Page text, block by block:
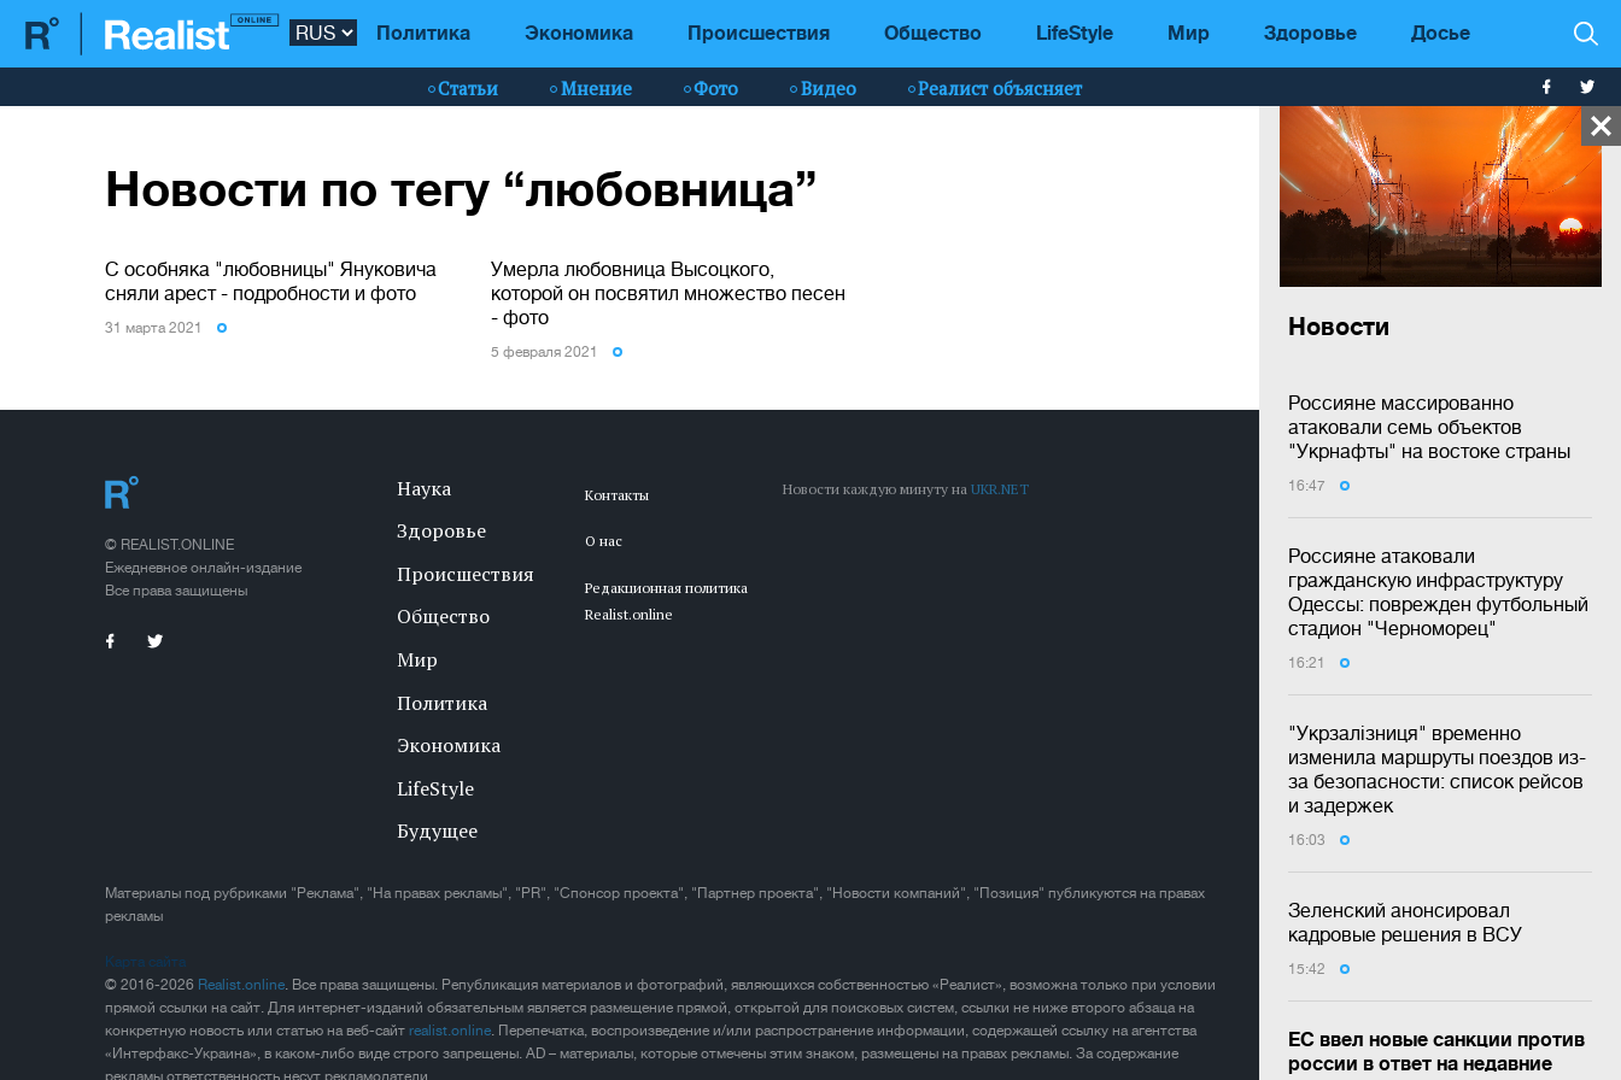
Политика Экономика Происшествия Общество LifeStyle Мир Здоровье Досье
Статьи Мнение Фото Видео Реалист объясняет
Новости
Россияне массированно
атаковали семь объектов
"Укрнафты" на востоке страны
16:47
Россияне атаковали
гражданскую инфраструктуру
Одессы: поврежден футбольный
стадион "Черноморец"
16:21
"Укрзалізниця" временно
изменила маршруты поездов из-
за безопасности: список рейсов
и задержек
16:03
Зеленский анонсировал
кадровые решения в ВСУ
15:42
ЕС ввел новые санкции против
россии в ответ на недавние
Новости по тегу “любовница”
С особняка "любовницы" Януковича
сняли арест - подробности и фото
31 марта 2021
Умерла любовница Высоцкого,
которой он посвятил множество песен
- фото
5 февраля 2021
© REALIST.ONLINE
Ежедневное онлайн-издание
Все права защищены
Наука
Здоровье
Происшествия
Общество
Мир
Политика
Экономика
LifeStyle
Будущее
Контакты
О нас
Редакционная политика
Realist.online
Новости каждую минуту наUKR.NET
Материалы под рубриками "Реклама", "На правах рекламы", "PR", "Спонсор проекта", "Партнер проекта", "Новости компаний", "Позиция" публикуются на правах
рекламы
Карта сайта
© 2016-2026 Realist.online. Все права защищены. Републикация материалов и фотографий, являющихся собственностью «Реалист», возможна только при условии
прямой ссылки на сайт. Для интернет-изданий обязательным является размещение прямой, открытой для поисковых систем, ссылки не ниже второго абзаца на
конкретную новость или статью на веб-сайтrealist.online. Перепечатка, воспроизведение и/или распространение информации, содержащей ссылку на агентства
«Интерфакс-Украина», в каком-либо виде строго запрещены. AD – материалы, которые отмечены этим знаком, размещены на правах рекламы. За содержание